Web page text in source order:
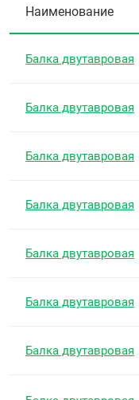
Наименование
Балка двутавровая
Балка двутавровая
Балка двутавровая
Балка двутавровая
Балка двутавровая
Балка двутавровая
Балка двутавровая